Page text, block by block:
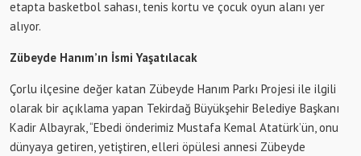
etapta basketbol sahası, tenis kortu ve çocuk oyun alanı yer
alıyor.
Zübeyde Hanım’ın İsmi Yaşatılacak
Çorlu ilçesine değer katan Zübeyde Hanım Parkı Projesi ile ilgili
olarak bir açıklama yapan Tekirdağ Büyükşehir Belediye Başkanı
Kadir Albayrak, “Ebedi önderimiz Mustafa Kemal Atatürk’ün, onu
dünyaya getiren, yetiştiren, elleri öpülesi annesi Zübeyde